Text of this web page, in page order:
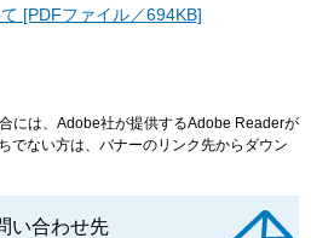
[PDFファイル／694KB]
には、Adobe社が提供するAdobe Readerが
でない方は、バナーのリンク先からダウン
い合わせ先